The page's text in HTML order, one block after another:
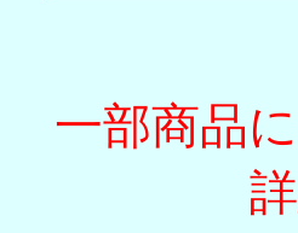
一部商品